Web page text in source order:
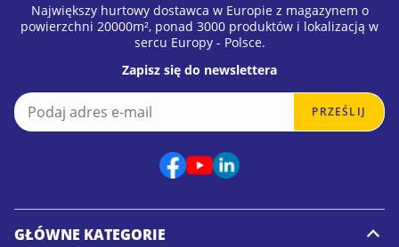
Największy hurtowy dostawca w Europie z magazynem o
powierzchni 20000m², ponad 3000 produktów i lokalizacją w
sercu Europy - Polsce.
Zapisz się do newslettera
m
a
E
m
E
m
PRZEŚLIJ
GŁÓWNE KATEGORIE